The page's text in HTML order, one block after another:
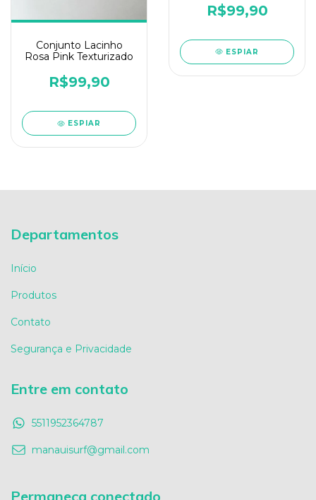
Conjunto Lacinho
Rosa Pink Texturizado
R$99,90
ESPIAR
R$99,90
ESPIAR
Departamentos
Início
Produtos
Contato
Segurança e Privacidade
Entre em contato
5511952364787
manauisurf@gmail.com
Permaneça conectado